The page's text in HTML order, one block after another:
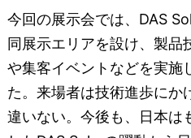
今回の展示会では、DAS
同展示エリアを設け、製品
や集客イベントなどを実施
た。来場者は技術進歩にか
違いない。今後も、日本は